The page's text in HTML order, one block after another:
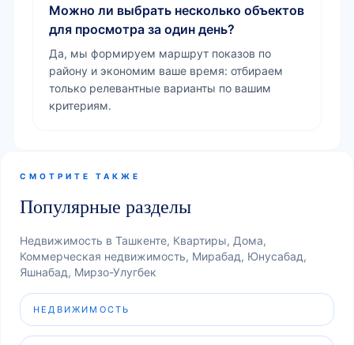
Можно ли выбрать несколько объектов
для просмотра за один день?
Да, мы формируем маршрут показов по
району и экономим ваше время: отбираем
только релевантные варианты по вашим
критериям.
СМОТРИТЕ ТАКЖЕ
Популярные разделы
Недвижимость в Ташкенте, Квартиры, Дома,
Коммерческая недвижимость, Мирабад, Юнусабад,
Яшнабад, Мирзо-Улугбек
НЕДВИЖИМОСТЬ